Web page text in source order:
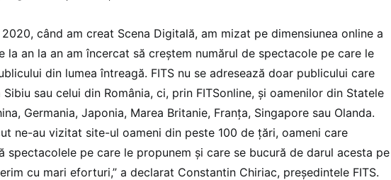
2020, când am creat Scena Digitală, am mizat pe dimensiunea online a
la an la an am încercat să creştem numărul de spectacole pe care le
din lumea întreagă. FITS nu se adresează doar publicului care
Sibiu sau celui din România, ci, prin FITSonline, şi oamenilor din Statele
Germania, Japonia, Marea Britanie, Franţa, Singapore sau Olanda.
ne-au vizitat site-ul oameni din peste 100 de ţări, oameni care
spectacolele pe care le propunem şi care se bucură de darul acesta pe
cu mari eforturi,” a declarat Constantin Chiriac, preşedintele FITS.